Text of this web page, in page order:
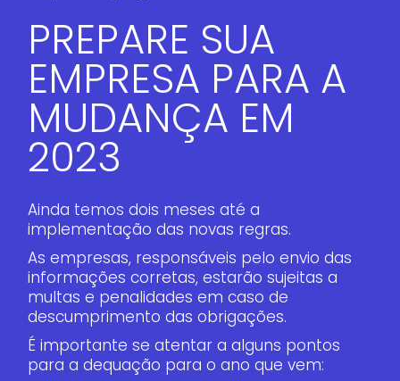
PREPARE SUA
EMPRESA PARA A
MUDANÇA EM
2023
Ainda temos dois meses até a
implementação das novas regras.
As empresas, responsáveis pelo envio das
informações corretas, estarão sujeitas a
multas e penalidades em caso de
descumprimento das obrigações.
É importante se atentar a alguns pontos
para a dequação para o ano que vem: